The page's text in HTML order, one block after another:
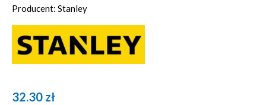
Producent: Stanley
32.30 zł